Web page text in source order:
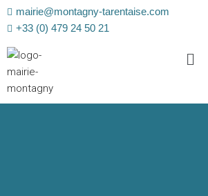
mairie@montagny-tarentaise.com
+33 (0) 479 24 50 21